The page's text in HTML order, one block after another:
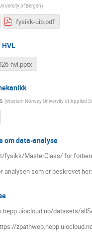
of Bergen)
fysikk-uib.pdf
hvl.pptx
(Western Norway University of Applied
om data-analyse
fysikk/MasterClass/ for
analysen som er beskrevet
datasets/